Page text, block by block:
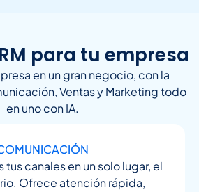
para tu empresa
en un gran negocio, con la
Ventas y Marketing todo
en uno con IA.
canales en un solo lugar, el
Ofrece atención rápida,